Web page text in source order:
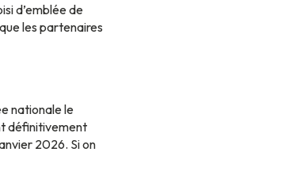
d’emblée de
les partenaires
nationale le
définitivement
2026. Si on